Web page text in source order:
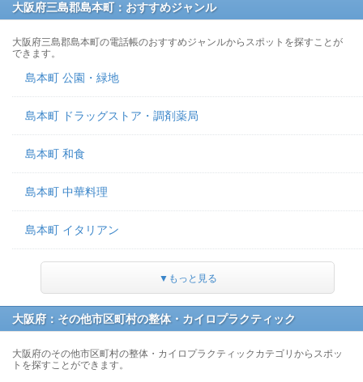
大阪府三島郡島本町：おすすめジャンル
大阪府三島郡島本町の電話帳のおすすめジャンルからスポットを探すことが
できます。
島本町 公園・緑地
島本町 ドラッグストア・調剤薬局
島本町 和食
島本町 中華料理
島本町 イタリアン
▼もっと見る
大阪府：その他市区町村の整体・カイロプラクティック
大阪府のその他市区町村の整体・カイロプラクティックカテゴリからスポッ
トを探すことができます。